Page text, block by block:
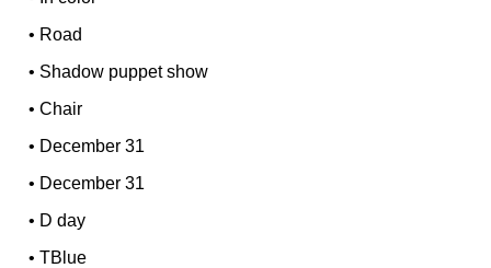
• Road
• Shadow puppet show
•Chair
• December 31
• December 31
• D day
•TBlue